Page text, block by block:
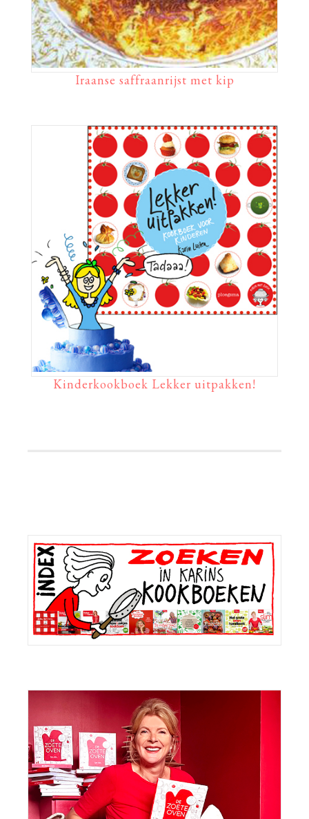
Iraanse saffraanrijst met kip
Kinderkookboek Lekker uitpakken!
Primaire
Sidebar